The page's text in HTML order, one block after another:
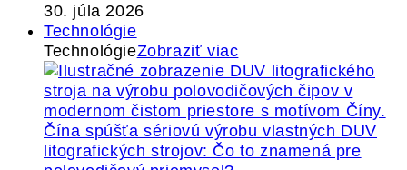
30. júla 2026
Technológie
TechnológieZobraziť viac
Čína spúšťa sériovú výrobu vlastných DUV
litografických strojov: Čo to znamená pre